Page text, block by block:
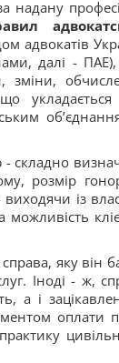
надану
адвокатів
далі -
зміни,
складно
розмір
виходячи із
можливість
яку він
Іноді - ж,
а і
оплати